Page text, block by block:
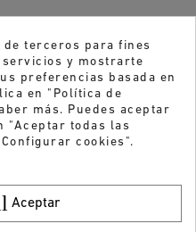
terceros para fines
y mostrarte
preferencias basada en
en "Política de
más. Puedes aceptar
"Aceptar todas las
cookies".
Aceptar